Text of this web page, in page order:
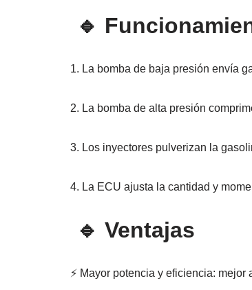
🔹
1. La bomba de baja presión envía
2. La bomba de alta presión
3. Los inyectores pulverizan la
4. La ECU ajusta la cantidad y
🔹 Ventajas
⚡ Mayor potencia y eficiencia: